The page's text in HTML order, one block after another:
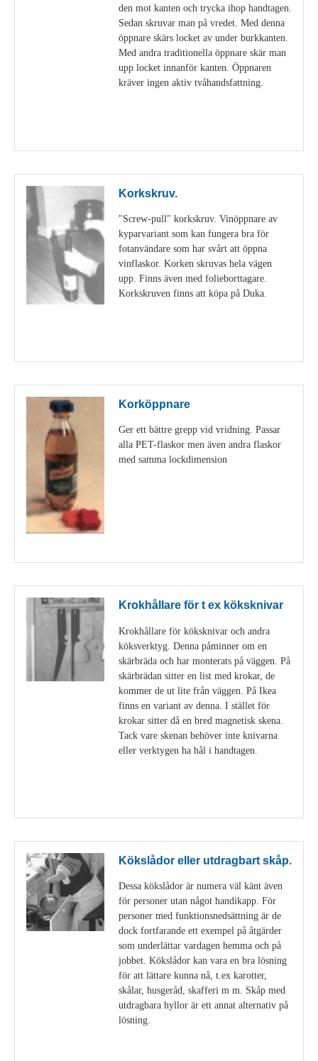
den mot kanten och trycka ihop handtagen.
Sedan skruvar man på vredet. Med denna
öppnare skärs locket av under burkkanten.
Med andra traditionella öppnare skär man
upp locket innanför kanten. Öppnaren
kräver ingen aktiv tvåhandsfattning.
Korkskruv.
"Screw-pull" korkskruv. Vinöppnare av
kyparvariant som kan fungera bra för
fotanvändare som har svårt att öppna
vinflaskor. Korken skruvas hela vägen
upp. Finns även med folieborttagare.
Korkskruven finns att köpa på Duka.
Korköppnare
Ger ett bättre grepp vid vridning. Passar
alla PET-flaskor men även andra flaskor
med samma lockdimension
Krokhållare för t ex köksknivar
Krokhållare för köksknivar och andra
köksverktyg. Denna påminner om en
skärbräda och har monterats på väggen. På
skärbrädan sitter en list med krokar, de
kommer de ut lite från väggen. På Ikea
finns en variant av denna. I stället för
krokar sitter då en bred magnetisk skena.
Tack vare skenan behöver inte knivarna
eller verktygen ha hål i handtagen.
Kökslådor eller utdragbart skåp.
Dessa kökslådor är numera väl känt även
för personer utan något handikapp. För
personer med funktionsnedsättning är de
dock fortfarande ett exempel på åtgärder
som underlättar vardagen hemma och på
jobbet. Kökslådor kan vara en bra lösning
för att lättare kunna nå, t.ex karotter,
skålar, husgeråd, skafferi m m. Skåp med
utdragbara hyllor är ett annat alternativ på
lösning.